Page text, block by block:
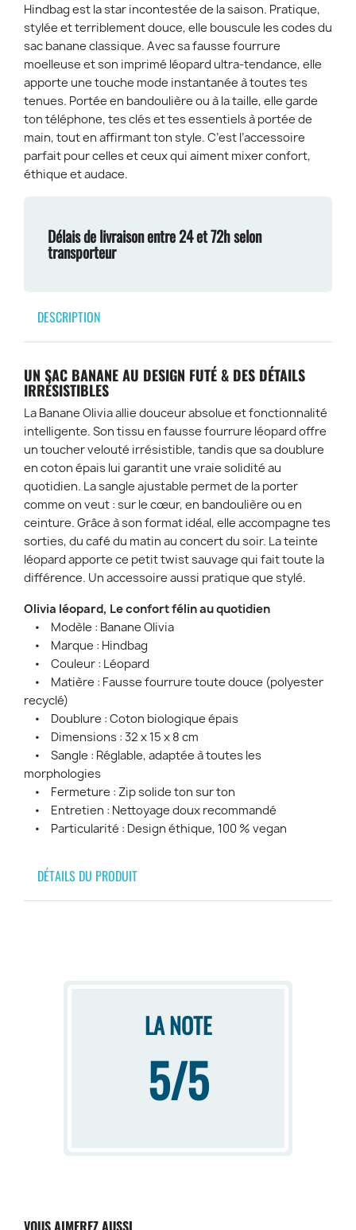
Hindbag est la star incontestée de la saison. Pratique,
stylée et terriblement douce, elle bouscule les codes du
sac banane classique. Avec sa fausse fourrure
moelleuse et son imprimé léopard ultra-tendance, elle
apporte une touche mode instantanée à toutes tes
tenues. Portée en bandoulière ou à la taille, elle garde
ton téléphone, tes clés et tes essentiels à portée de
main, tout en affirmant ton style. C’est l’accessoire
parfait pour celles et ceux qui aiment mixer confort,
éthique et audace.
Délais de livraison entre 24 et 72h selon
transporteur
DESCRIPTION
UN SAC BANANE AU DESIGN FUTÉ & DES DÉTAILS
IRRÉSISTIBLES
La Banane Olivia allie douceur absolue et fonctionnalité
intelligente. Son tissu en fausse fourrure léopard offre
un toucher velouté irrésistible, tandis que sa doublure
en coton épais lui garantit une vraie solidité au
quotidien. La sangle ajustable permet de la porter
comme on veut : sur le cœur, en bandoulière ou en
ceinture. Grâce à son format idéal, elle accompagne tes
sorties, du café du matin au concert du soir. La teinte
léopard apporte ce petit twist sauvage qui fait toute la
différence. Un accessoire aussi pratique que stylé.
Olivia léopard, Le confort félin au quotidien
• Modèle : Banane Olivia
• Marque : Hindbag
• Couleur : Léopard
• Matière : Fausse fourrure toute douce (polyester
recyclé)
• Doublure : Coton biologique épais
• Dimensions : 32 x 15 x 8 cm
• Sangle : Réglable, adaptée à toutes les
morphologies
• Fermeture : Zip solide ton sur ton
• Entretien : Nettoyage doux recommandé
• Particularité : Design éthique, 100 % vegan
DÉTAILS DU PRODUIT
LA NOTE
5/5
VOUS AIMEREZ AUSSI